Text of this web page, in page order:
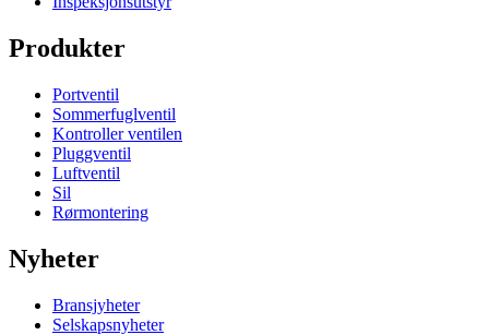
Produkter
Portventil
Sommerfuglventil
Kontroller ventilen
Pluggventil
Luftventil
Sil
Rørmontering
Nyheter
Bransjyheter
Selskapsnyheter